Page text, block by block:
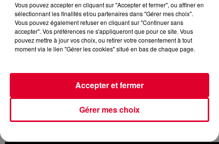
Il fait sans aucun doute partie des titres qui ont dernièrement
plus récent mais bienle plus abouti des dernières tracks
Un style plutôt Club/Tech Housequi fonctionne à
Vous pouvez accepter en cliquant sur "Accepter et fermer", ou affiner en
sélectionnant les finalités et/ou partenaires dans "Gérer mes choix".
Vous pouvez également refuser en cliquant sur "Continuer sans
accepter". Vos préférences ne s'appliqueront que pour ce site. Vous
pouvez mettre à jour vos choix, ou retirer votre consentement à tout
moment via le lien "Gérer les cookies" situé en bas de chaque page.
Gérer mes choix
Accepter et fermer